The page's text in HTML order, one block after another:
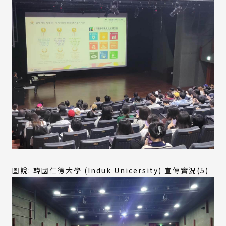
圖說: 韓國仁德大學 (Induk Unicersity) 宣傳實況(5)